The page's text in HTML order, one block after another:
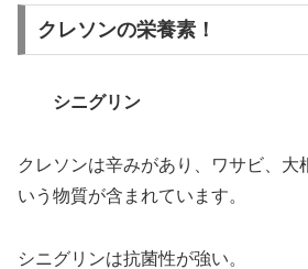
クレソンの栄養素！
シニグリン
クレソンは辛みがあり、ワサビ、大
いう物質が含まれています。
シニグリンは抗菌性が強い。